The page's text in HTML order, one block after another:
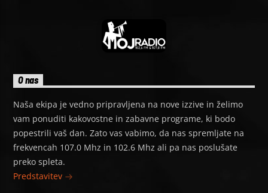
O nas
Naša ekipa je vedno pripravljena na nove izzive in želimo
vam ponuditi kakovostne in zabavne programe, ki bodo
popestrili vaš dan. Zato vas vabimo, da nas spremljate na
frekvencah 107.0 Mhz in 102.6 Mhz ali pa nas poslušate
preko spleta.
Predstavitev